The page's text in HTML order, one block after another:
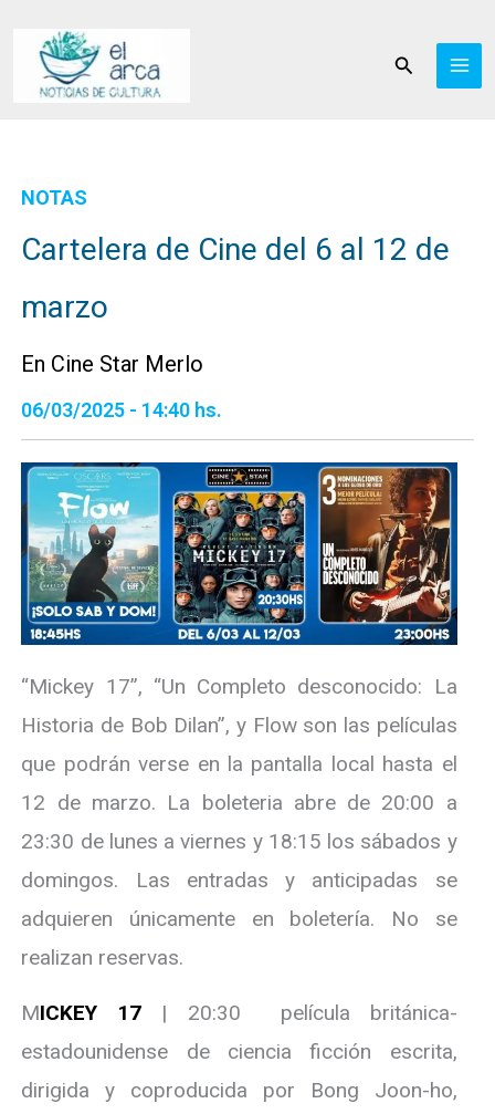
contenido
Buscar
NOTAS
Cartelera de Cine del 6 al 12 de
marzo
En Cine Star Merlo
06/03/2025 - 14:40 hs.
“Mickey 17”, “Un Completo desconocido: La
Historia de Bob Dilan”, y Flow son las películas
que podrán verse en la pantalla local hasta el
12 de marzo. La boleteria abre de 20:00 a
23:30 de lunes a viernes y 18:15 los sábados y
domingos. Las entradas y anticipadas se
adquieren únicamente en boletería. No se
realizan reservas.
MICKEY 17 | 20:30 película británica-
estadounidense de ciencia ficción escrita,
dirigida y coproducida por Bong Joon-ho,